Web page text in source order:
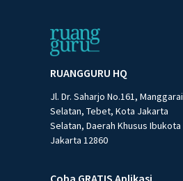
RUANGGURU HQ
Jl. Dr. Saharjo No.161, Manggarai
Selatan, Tebet, Kota Jakarta
Selatan, Daerah Khusus Ibukota
Jakarta 12860
Coba GRATIS Aplikasi